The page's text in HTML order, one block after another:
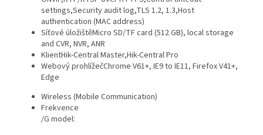
settings,Security audit log,TLS 1.2, 1.3,Host
authentication (MAC address)
Síťové úložištěMicro SD/TF card (512 GB), local storage
and CVR, NVR, ANR
KlientHik-Central Master,Hik-Central Pro
Webový prohlížečChrome V61+, IE9 to IE11, Firefox V41+,
Edge
Wireless (Mobile Communication)
Frekvence
/G model: